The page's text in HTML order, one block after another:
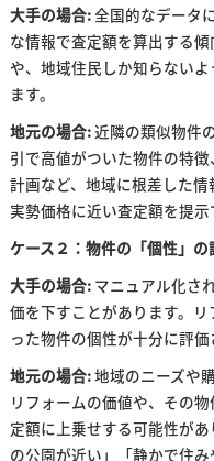
大手の場合:全国的なデータ
な情報で査定額を算出する
や、地域住民しか知らない
ます。
地元の場合:近隣の類似物件
引で高値がついた物件の特
計画など、地域に根差した
実勢価格に近い査定額を提示
ケース２：物件の「個性」の
大手の場合: マニュアル化さ
価を下すことがあります。
った物件の個性が十分に評価
地元の場合:地域のニーズや
リフォームの価値や、その
定額に上乗せする可能性が
の公園が近い」「静かで住